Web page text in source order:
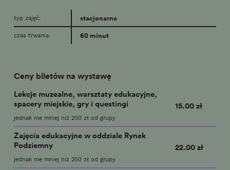
typ zajęć: stacjonarne
czas trwania: 60 minut
Ceny biletów na wystawę
Lekcje muzealne, warsztaty edukacyjne,
spacery miejskie, gry i questingi
jednak nie mniej niż 200 zł od grupy
15.00 zł
Zajęcia edukacyjne w oddziale Rynek
Podziemny
jednak nie mniej niż 200 zł od grupy
22.00 zł